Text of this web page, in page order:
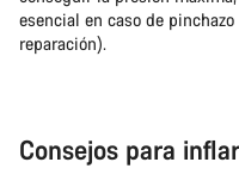
esencial en caso de
reparación).
Consejos para